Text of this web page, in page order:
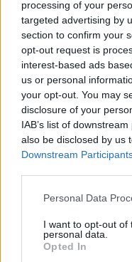
processing of your
targeted advertising by
section to confirm your
opt-out request is
interest-based ads
us or personal
your opt-out. You may
disclosure of your
IAB’s list of
also be disclosed by us
Downstream
Please note that this
not limited to your visit
grant or deny consent
use your data for below
Personal Data
I want to opt-out of
personal data.
Opted In
majd a Fidesz
jelöltjeit, teljes
készülünk erre Jász-
Választások akció ,
,tömeges